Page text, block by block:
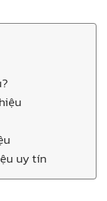
uy tín